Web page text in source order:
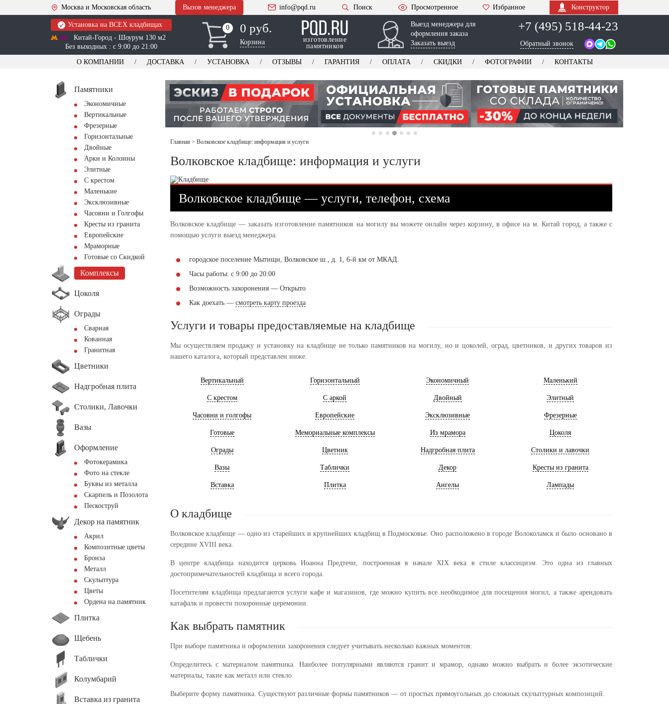
Москва и Московская область Вызов менеджера info@pqd.ru Поиск Просмотренное Избранное Конструктор
Установка на ВСЕХ кладбищах
Китай-Город - Шоурум 130 м2
Без выходных : с 9:00 до 21:00
0
0 0 руб.
Корзина
изготовление
памятников
Выезд менеджера для
оформления заказа
Заказать выезд
+7 (495) 518-44-23
Обратный звонок
О КОМПАНИИ ДОСТАВКА УСТАНОВКА ОТЗЫВЫ ГАРАНТИЯ ОПЛАТА СКИДКИ ФОТОГРАФИИ КОНТАКТЫ
Памятники
Экономичные
Вертикальные
Фрезерные
Горизонтальные
Двойные
Арки и Колонны
Элитные
С крестом
Маленькие
Эксклюзивные
Часовни и Голгофы
Кресты из гранита
Европейские
Мраморные
Готовые со Скидкой
Комплексы
Цоколя
Ограды
Сварная
Кованная
Гранитная
Цветники
Надгробная плита
Столики, Лавочки
Вазы
Оформление
Фотокерамика
Фото на стекле
Буквы из металла
Скарпель и Позолота
Пескоструй
Декор на памятник
Акрил
Композитные цветы
Бронза
Металл
Скульптура
Цветы
Ордена на памятник
Плитка
Щебень
Таблички
Колумбарий
Вставка из гранита
Главная > Волковское кладбище: информация и услуги
Волковское кладбище: информация и услуги
Волковское кладбище — услуги, телефон, схема
Волковское кладбище — заказать изготовление памятников на могилу вы можете онлайн через корзину, в офисе на м. Китай город, а также с
помощью услуги выезд менеджера.
городское поселение Мытищи, Волковское ш., д. 1, 6-й км от МКАД.
Часы работы: с 9:00 до 20:00
Возможность захоронения — Открыто
Как доехать — смотреть карту проезда
Услуги и товары предоставляемые на кладбище
Мы осуществляем продажу и установку на кладбище не только памятников на могилу, но и цоколей, оград, цветников, и других товаров из
нашего каталога, который представлен ниже.
Вертикальный Горизонтальный Экономичный Маленький
С крестом С аркой Двойный Элитный
Часовни и голгофы Европейские Эксклюзивные Фрезерные
Готовые Мемориальные комплексы Из мрамора Цоколя
Ограды Цветник Надгробная плита Столики и лавочки
Вазы Таблички Декор Кресты из гранита
Вставка Плитка Ангелы Лампады
О кладбище
Волковское кладбище — одно из старейших и крупнейших кладбищ в Подмосковье. Оно расположено в городе Волоколамск и было основано в
середине XVIII века.
В центре кладбища находится церковь Иоанна Предтечи, построенная в начале XIX века в стиле классицизм. Это одна из главных
достопримечательностей кладбища и всего города.
Посетителям кладбища предлагаются услуги кафе и магазинов, где можно купить все необходимое для посещения могил, а также арендовать
катафалк и провести похоронные церемонии.
Как выбрать памятник
При выборе памятника и оформлении захоронения следует учитывать несколько важных моментов:
Определитесь с материалом памятника. Наиболее популярными являются гранит и мрамор, однако можно выбрать и более экзотические
материалы, такие как металл или стекло.
Выберите форму памятника. Существуют различные формы памятников — от простых прямоугольных до сложных скульптурных композиций.